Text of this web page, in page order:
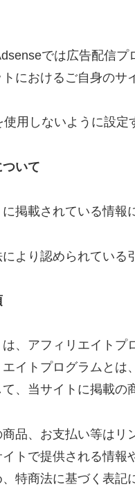
では広告配信
トにおけるご自身のサ
使用しないように設定
いて
掲載されている情報
より認められている
、アフィリエイトプ
エイトプログラムとは
、当サイトに掲載の
品、お支払い等はリ
トで提供される情報
特商法に基づく表記